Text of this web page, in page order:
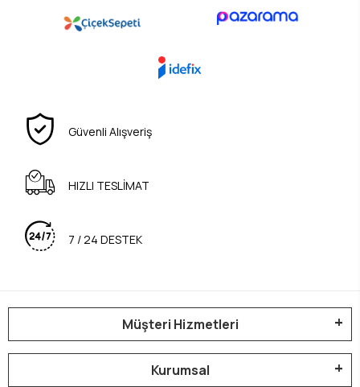
Güvenli Alışveriş
HIZLI TESLİMAT
7 / 24 DESTEK
Müşteri Hizmetleri
Kurumsal